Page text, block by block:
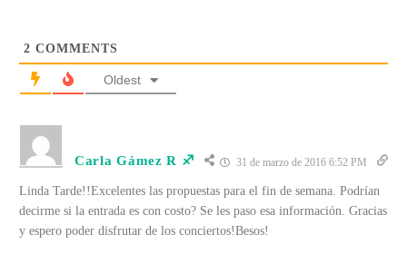
2 COMMENTS
Oldest
Carla Gámez R ♐ 31 de marzo de 2016 6:52 PM
Linda Tarde!!Excelentes las propuestas para el fin de semana. Podrían
decirme si la entrada es con costo? Se les paso esa información. Gracias
y espero poder disfrutar de los conciertos!Besos!